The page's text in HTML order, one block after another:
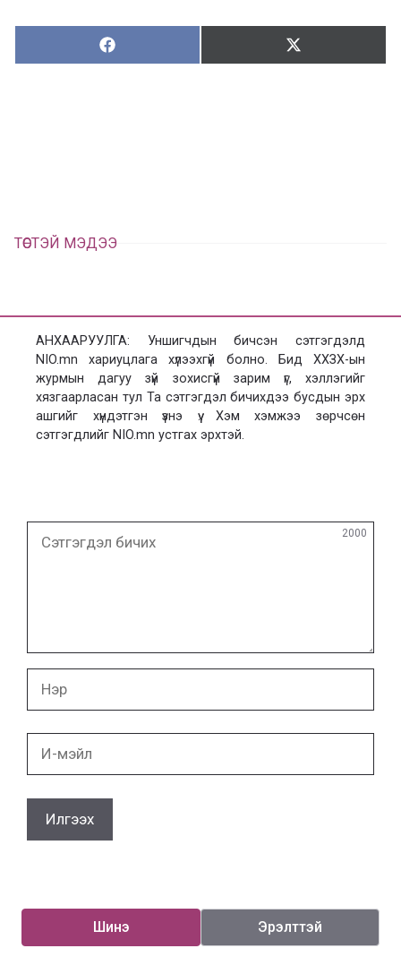
Хуваалцах:
Х
у
Түгээх:
Т
ү
ТӨСТЭЙ МЭДЭЭ
АНХААРУУЛГА: Уншигчдын бичсэн сэтгэгдэлд
NIO.mn хариуцлага хүлээхгүй болно. Бид ХХЗХ-ын
журмын дагуу зүй зохисгүй зарим үг, хэллэгийг
хязгаарласан тул Та сэтгэгдэл бичихдээ бусдын эрх
ашгийг хүндэтгэн үзнэ үү. Хэм хэмжээ зөрчсөн
сэтгэгдлийг NIO.mn устгах эрхтэй.
бичих
2000
Шинэ Эрэлттэй